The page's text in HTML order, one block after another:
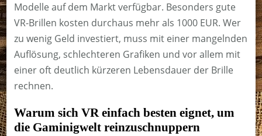
Modelle auf dem Markt verfügbar. Besonders gute
VR-Brillen kosten durchaus mehr als 1000 EUR. Wer
zu wenig Geld investiert, muss mit einer mangelnden
Auflösung, schlechteren Grafiken und vor allem mit
einer oft deutlich kürzeren Lebensdauer der Brille
rechnen.
Warum sich VR einfach besten eignet, um
die Gaminigwelt reinzuschnuppern